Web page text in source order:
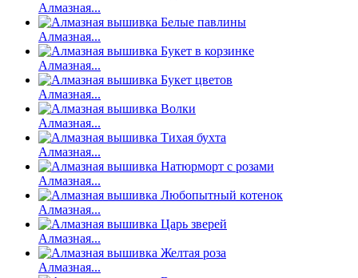
Алмазная...
Алмазная...
Алмазная...
Алмазная...
Алмазная...
Алмазная...
Алмазная...
Алмазная...
Алмазная...
Алмазная...